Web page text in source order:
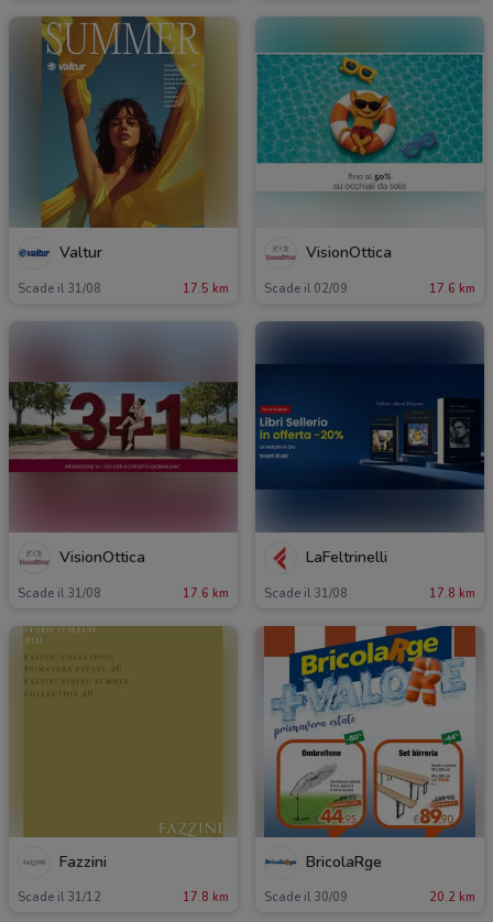
Valtur
Scade il 31/08 17.5 km
VisionOttica
Scade il 02/09 17.6 km
VisionOttica
Scade il 31/08 17.6 km
LaFeltrinelli
Scade il 31/08 17.8 km
Fazzini
Scade il 31/12 17.8 km
BricolaRge
Scade il 30/09 20.2 km